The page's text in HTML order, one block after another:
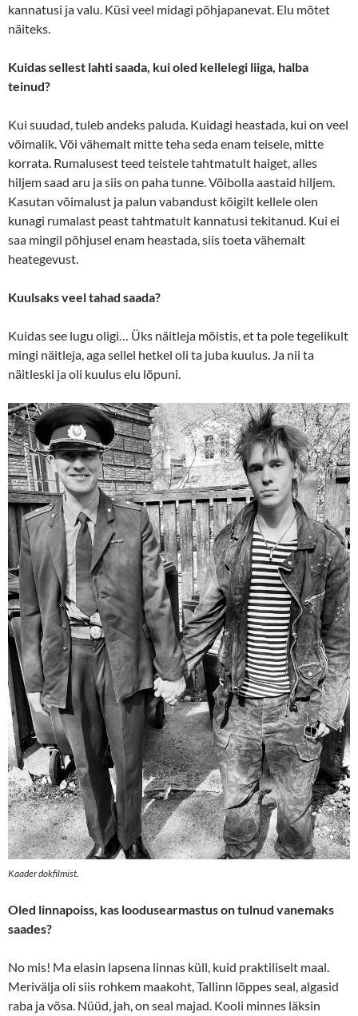
kannatusi ja valu. Küsi veel midagi põhjapanevat. Elu mõtet
näiteks.
Kuidas sellest lahti saada, kui oled kellelegi liiga, halba
teinud?
Kui suudad, tuleb andeks paluda. Kuidagi heastada, kui on veel
võimalik. Või vähemalt mitte teha seda enam teisele, mitte
korrata. Rumalusest teed teistele tahtmatult haiget, alles
hiljem saad aru ja siis on paha tunne. Võibolla aastaid hiljem.
Kasutan võimalust ja palun vabandust kõigilt kellele olen
kunagi rumalast peast tahtmatult kannatusi tekitanud. Kui ei
saa mingil põhjusel enam heastada, siis toeta vähemalt
heategevust.
Kuulsaks veel tahad saada?
Kuidas see lugu oligi… Üks näitleja mõistis, et ta pole tegelikult
mingi näitleja, aga sellel hetkel oli ta juba kuulus. Ja nii ta
näitleski ja oli kuulus elu lõpuni.
Kaader dokfilmist.
Oled linnapoiss, kas loodusearmastus on tulnud vanemaks
saades?
No mis! Ma elasin lapsena linnas küll, kuid praktiliselt maal.
Merivälja oli siis rohkem maakoht, Tallinn lõppes seal, algasid
raba ja võsa. Nüüd, jah, on seal majad. Kooli minnes läksin